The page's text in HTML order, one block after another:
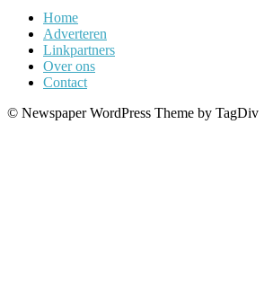
Home
Adverteren
Linkpartners
Over ons
Contact
© Newspaper WordPress Theme by TagDiv